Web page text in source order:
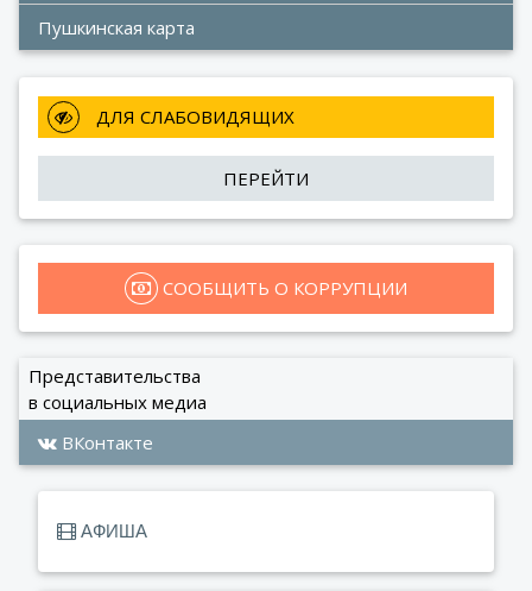
Пушкинская карта
ДЛЯ СЛАБОВИДЯЩИХ
ПЕРЕЙТИ
СООБЩИТЬ О КОРРУПЦИИ
Представительства
в социальных медиа
ВКонтакте
АФИША